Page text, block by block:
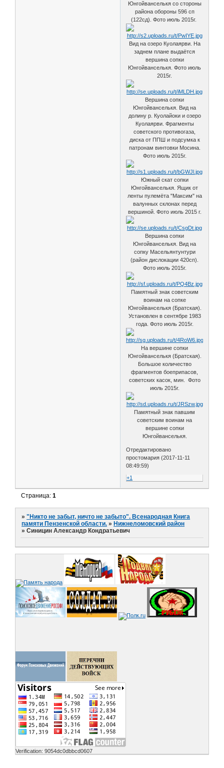
Юнгойванселькя со стороны
района обороны 596 сп
(122сд). Фото июль 2015г.
Вид на озеро Куолаярви. На
заднем плане выдаётся
вершина сопки
Юнгойванселькя. Фото июль
2015г.
Вершина сопки
Юнгойванселькя. Вид на
долину р. Куолайоки и озеро
Куолаярви. Фрагменты
советского противогаза,
диска от ППШ и подсумка к
патронам винтовки Мосина.
Фото июль 2015г.
Южный скат сопки
Юнгойванселькя. Ящик от
ленты пулемёта "Максим" на
валунных склонах перед
вершиной. Фото июль 2015 г.
Вершина сопки
Юнгойванселькя. Вид на
сопку Масельянтунтури
(район дислокации 420сп).
Фото июль 2015г.
Памятный знак советским
воинам на сопке
Юнгойванселькя (Братская).
Установлен в сентябре 1983
года. Фото июль 2015г.
На вершине сопки
Юнгойванселькя (Братская).
Большое количество
фрагментов боеприпасов,
советских касок, мин. Фото
июль 2015г.
Памятный знак павшим
советским воинам на
вершине сопки
Юнгойванселькя.
Отредактировано
простомария (2017-11-11
08:49:59)
+1
Страница:1
»"Никто не забыт, ничто не забыто". Всенародная Книга
памяти Пензенской области. »Нижнеломовский район
»Синицин Александр Кондратьевич
Verification: 9054dc0dbbcd0607